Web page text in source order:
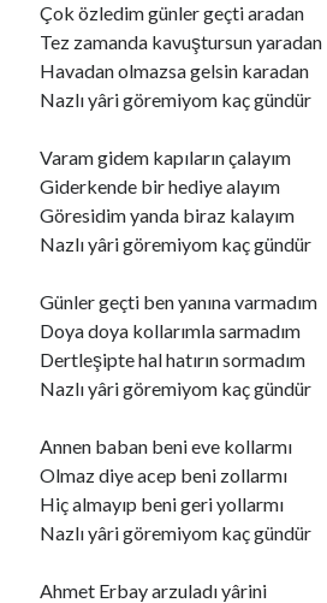
BAĞIŞLA ADINIiçinfoodie22
BAĞIŞLA ADINIiçinZoe72
BAĞIŞLA ADINIiçindailyLinda1997
Ara
Çok özledim günler geçti aradan
Tez zamanda kavuştursun yaradan
Havadan olmazsa gelsin karadan
Nazlı yâri göremiyom kaç gündür
Varam gidem kapıların çalayım
Giderkende bir hediye alayım
Göresidim yanda biraz kalayım
Nazlı yâri göremiyom kaç gündür
Günler geçti ben yanına varmadım
Doya doya kollarımla sarmadım
Dertleşipte hal hatırın sormadım
Nazlı yâri göremiyom kaç gündür
Annen baban beni eve kollarmı
Olmaz diye acep beni zollarmı
Hiç almayıp beni geri yollarmı
Nazlı yâri göremiyom kaç gündür
Ahmet Erbay arzuladı yârini